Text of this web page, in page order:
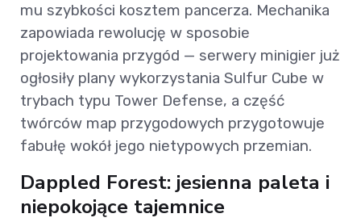
mu szybkości kosztem pancerza. Mechanika
zapowiada rewolucję w sposobie
projektowania przygód — serwery minigier już
ogłosiły plany wykorzystania Sulfur Cube w
trybach typu Tower Defense, a część
twórców map przygodowych przygotowuje
fabułę wokół jego nietypowych przemian.
Dappled Forest: jesienna paleta i
niepokojące tajemnice